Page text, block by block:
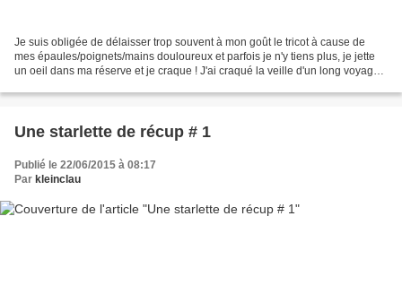
Je suis obligée de délaisser trop souvent à mon goût le tricot à cause de
mes épaules/poignets/mains douloureux et parfois je n'y tiens plus, je jette
un oeil dans ma réserve et je craque ! J'ai craqué la veille d'un long voyage
Une starlette de récup # 1
Publié le 22/06/2015 à 08:17
Par kleinclau